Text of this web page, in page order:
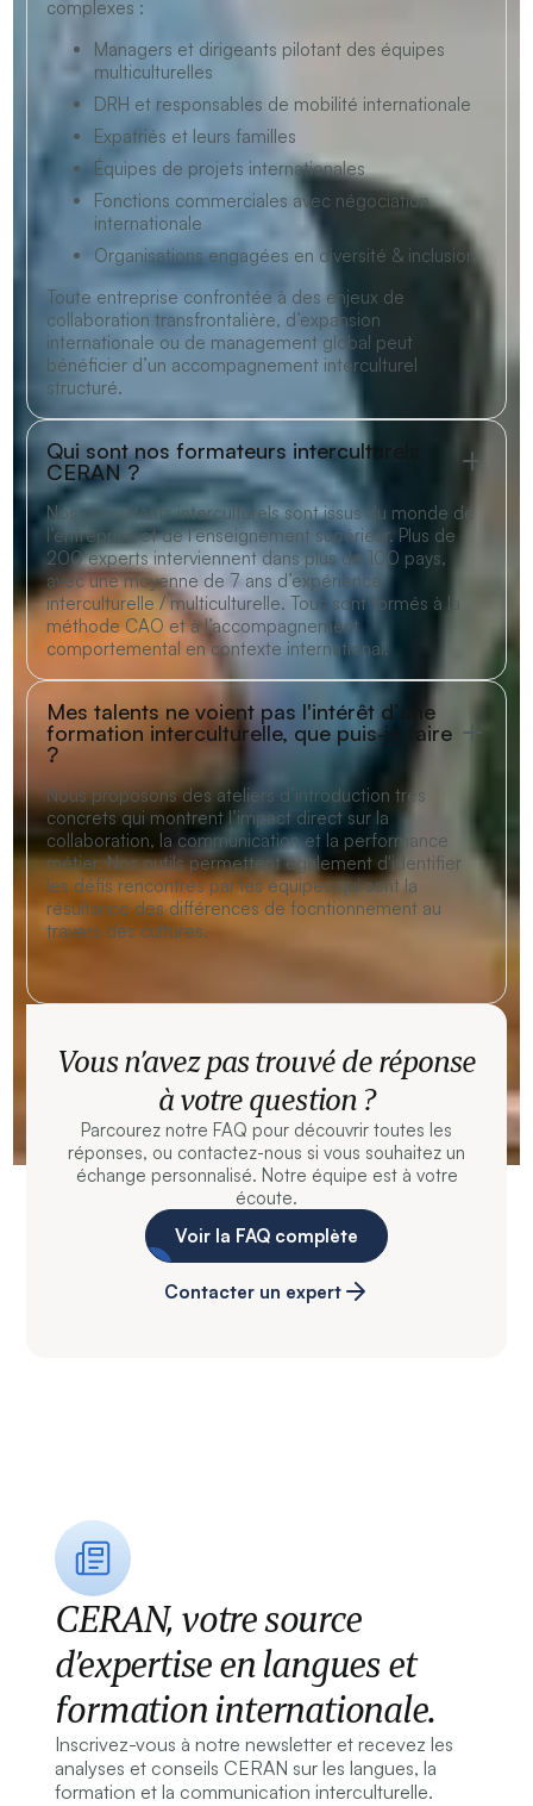
complexes :
Managers et dirigeants pilotant des équipes
multiculturelles
DRH et responsables de mobilité internationale
Expatriés et leurs familles
Équipes de projets internationales
Fonctions commerciales avec négociation
internationale
Organisations engagées en diversité & inclusion
Toute entreprise confrontée à des enjeux de
collaboration transfrontalière, d’expansion
internationale ou de management global peut
bénéficier d’un accompagnement interculturel
structuré.
Qui sont nos formateurs interculturels
CERAN ?
Nos consultants interculturels sont issus du monde de
l’entreprise et de l’enseignement supérieur. Plus de
200 experts interviennent dans plus de 100 pays,
avec une moyenne de 7 ans d’expérience
interculturelle / multiculturelle. Tous sont formés à la
méthode CAO et à l’accompagnement
comportemental en contexte international.
Mes talents ne voient pas l'intérêt d’une
formation interculturelle, que puis‑je faire
?
Nous proposons des ateliers d’introduction très
concrets qui montrent l’impact direct sur la
collaboration, la communication et la performance
métier. Nos outils permettent également d'identifier
les défis rencontrés par les équipes qui sont la
résultance des différences de focntionnement au
travers des cultures.
Vous n’avez pas trouvé de réponse
à votre question ?
Parcourez notre FAQ pour découvrir toutes les
réponses, ou contactez-nous si vous souhaitez un
échange personnalisé. Notre équipe est à votre
écoute.
Voir la FAQ complète
Contacter un expert
CERAN, votre source
d’expertise en langues et
formation internationale.
Inscrivez-vous à notre newsletter et recevez les
analyses et conseils CERAN sur les langues, la
formation et la communication interculturelle.